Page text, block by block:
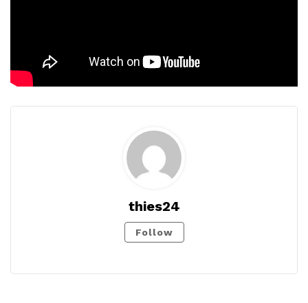
thies24
Follow